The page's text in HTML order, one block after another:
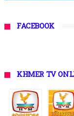
FACEBOOK
KHMER TV